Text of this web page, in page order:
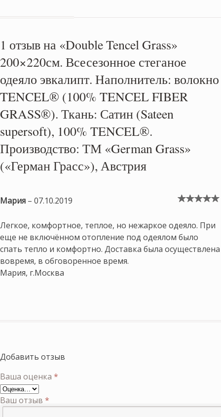
1 отзыв на «Double Tencel Grass»
200×220см. Всесезонное стеганое
одеяло эвкалипт. Наполнитель: волокно
TENCEL® (100% TENCEL FIBER
GRASS®). Ткань: Сатин (Sateen
supersoft), 100% TENCEL®.
Производство: ТМ «German Grass»
(«Герман Грасс»), Австрия
Мария – 07.10.2019
Легкое, комфортное, теплое, но нежаркое одеяло. При
еще не включённом отопление под одеялом было
спать тепло и комфортно. Доставка была осуществлена
вовремя, в обговоренное время.
Мария, г.Москва
Добавить отзыв
Ваша оценка *
Ваш отзыв *